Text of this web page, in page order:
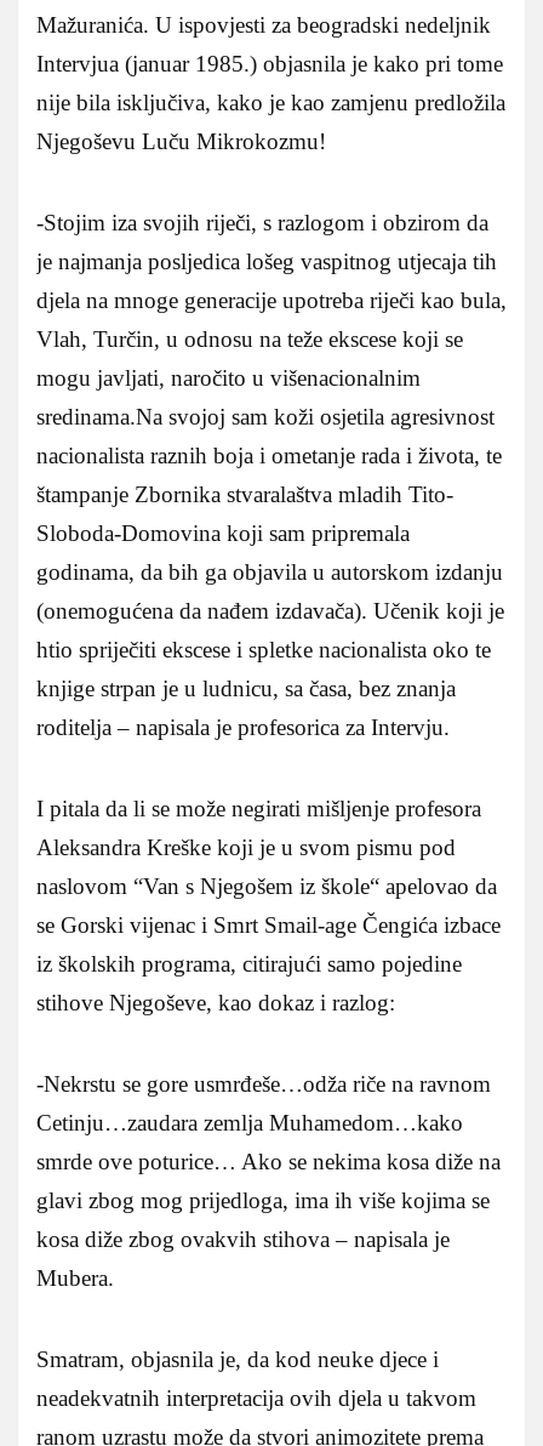
Mažuranića. U ispovjesti za beogradski nedeljnik
Intervjua (januar 1985.) objasnila je kako pri tome
nije bila isključiva, kako je kao zamjenu predložila
Njegoševu Luču Mikrokozmu!
-Stojim iza svojih riječi, s razlogom i obzirom da
je najmanja posljedica lošeg vaspitnog utjecaja tih
djela na mnoge generacije upotreba riječi kao bula,
Vlah, Turčin, u odnosu na teže ekscese koji se
mogu javljati, naročito u višenacionalnim
sredinama.Na svojoj sam koži osjetila agresivnost
nacionalista raznih boja i ometanje rada i života, te
štampanje Zbornika stvaralaštva mladih Tito-
Sloboda-Domovina koji sam pripremala
godinama, da bih ga objavila u autorskom izdanju
(onemogućena da nađem izdavača). Učenik koji je
htio spriječiti ekscese i spletke nacionalista oko te
knjige strpan je u ludnicu, sa časa, bez znanja
roditelja – napisala je profesorica za Intervju.
I pitala da li se može negirati mišljenje profesora
Aleksandra Kreške koji je u svom pismu pod
naslovom “Van s Njegošem iz škole“ apelovao da
se Gorski vijenac i Smrt Smail-age Čengića izbace
iz školskih programa, citirajući samo pojedine
stihove Njegoševe, kao dokaz i razlog:
-Nekrstu se gore usmrđeše…odža riče na ravnom
Cetinju…zaudara zemlja Muhamedom…kako
smrde ove poturice… Ako se nekima kosa diže na
glavi zbog mog prijedloga, ima ih više kojima se
kosa diže zbog ovakvih stihova – napisala je
Mubera.
Smatram, objasnila je, da kod neuke djece i
neadekvatnih interpretacija ovih djela u takvom
ranom uzrastu može da stvori animozitete prema